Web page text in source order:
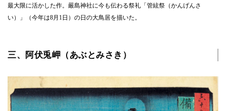
最大限に活かした作。嚴島神社に今も伝わる祭礼「管絃祭（かんげんさ
い）」（今年は8月1日）の日の大鳥居を描いた。
三、阿伏兎岬（あぶとみさき）